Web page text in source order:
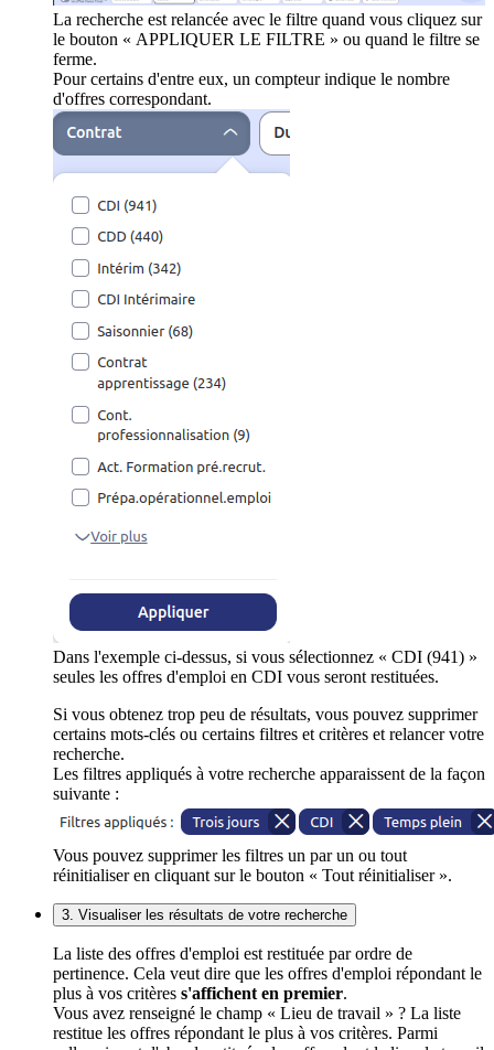
La recherche est relancée avec le filtre quand vous cliquez sur
le bouton « APPLIQUER LE FILTRE » ou quand le filtre se
ferme.
Pour certains d'entre eux, un compteur indique le nombre
d'offres correspondant.
Dans l'exemple ci-dessus, si vous sélectionnez « CDI (941) »
seules les offres d'emploi en CDI vous seront restituées.
Si vous obtenez trop peu de résultats, vous pouvez supprimer
certains mots-clés ou certains filtres et critères et relancer votre
recherche.
Les filtres appliqués à votre recherche apparaissent de la façon
suivante :
Vous pouvez supprimer les filtres un par un ou tout
réinitialiser en cliquant sur le bouton « Tout réinitialiser ».
3. Visualiser les résultats de votre recherche
La liste des offres d'emploi est restituée par ordre de
pertinence. Cela veut dire que les offres d'emploi répondant le
plus à vos critères s'affichent en premier.
Vous avez renseigné le champ « Lieu de travail » ? La liste
restitue les offres répondant le plus à vos critères. Parmi